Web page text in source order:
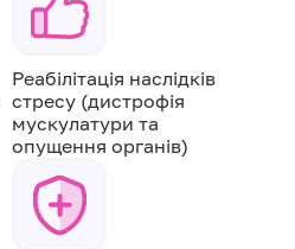
Реабілітація наслідків
стресу (дистрофія
мускулатури та
опущення органів)